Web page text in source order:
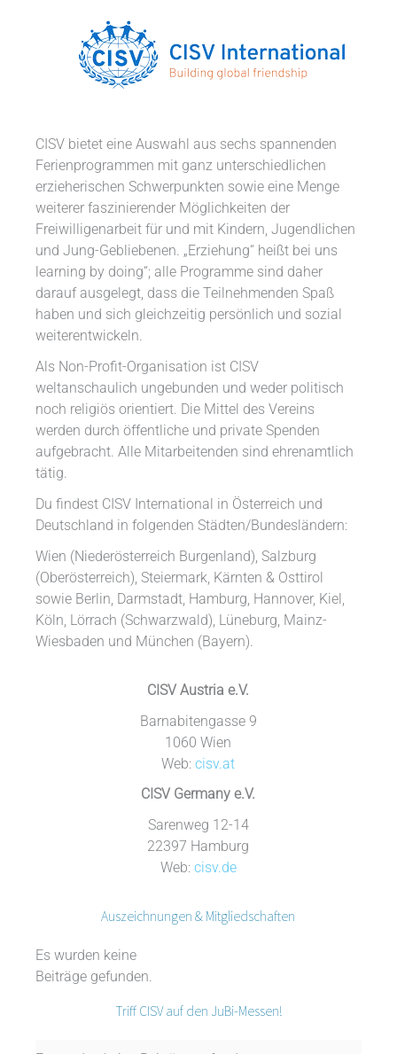
CISV bietet eine Auswahl aus sechs spannenden
Ferienprogrammen mit ganz unterschiedlichen
erzieherischen Schwerpunkten sowie eine Menge
weiterer faszinierender Möglichkeiten der
Freiwilligenarbeit für und mit Kindern, Jugendlichen
und Jung-Gebliebenen. „Erziehung“ heißt bei uns
learning by doing“; alle Programme sind daher
darauf ausgelegt, dass die Teilnehmenden Spaß
haben und sich gleichzeitig persönlich und sozial
weiterentwickeln.
Als Non-Profit-Organisation ist CISV
weltanschaulich ungebunden und weder politisch
noch religiös orientiert. Die Mittel des Vereins
werden durch öffentliche und private Spenden
aufgebracht. Alle Mitarbeitenden sind ehrenamtlich
tätig.
Du findest CISV International in Österreich und
Deutschland in folgenden Städten/Bundesländern:
Wien (Niederösterreich Burgenland), Salzburg
(Oberösterreich), Steiermark, Kärnten & Osttirol
sowie Berlin, Darmstadt, Hamburg, Hannover, Kiel,
Köln, Lörrach (Schwarzwald), Lüneburg, Mainz-
Wiesbaden und München (Bayern).
CISV Austria e.V.
Barnabitengasse 9
1060 Wien
Web:cisv.at
CISV Germany e.V.
Sarenweg 12-14
22397 Hamburg
Web: cisv.de
Auszeichnungen & Mitgliedschaften
Es wurden keine
Beiträge gefunden.
Triff CISV auf den JuBi-Messen!